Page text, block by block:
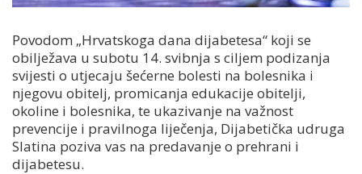
Povodom „Hrvatskoga dana dijabetesa“ koji se
obilježava u subotu 14. svibnja s ciljem podizanja
svijesti o utjecaju šećerne bolesti na bolesnika i
njegovu obitelj, promicanja edukacije obitelji,
okoline i bolesnika, te ukazivanje na važnost
prevencije i pravilnoga liječenja, Dijabetička udruga
Slatina poziva vas na predavanje o prehrani i
dijabetesu.